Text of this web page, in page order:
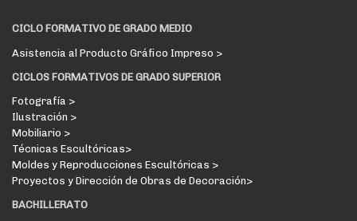
CICLO FORMATIVO DE GRADO MEDIO
Asistencia al Producto Gráfico Impreso >
CICLOS FORMATIVOS DE GRADO SUPERIOR
Fotografía >
Ilustración >
Mobiliario >
Técnicas Escultóricas>
Moldes y Reproducciones Escultóricas >
Proyectos y Dirección de Obras de Decoración>
BACHILLERATO